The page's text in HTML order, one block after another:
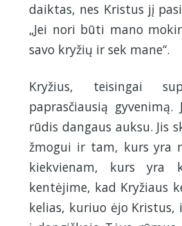
daiktas, nes Kristus jį
„Jei nori būti mano
savo kryžių ir sek mane“.
Kryžius, teisingai
paprasčiausią gyvenimą.
rūdis dangaus auksu. Jis
žmogui ir tam, kurs yra
kiekvienam, kurs yra
kentėjime, kad Kryžiaus
kelias, kuriuo ėjo Kristus,